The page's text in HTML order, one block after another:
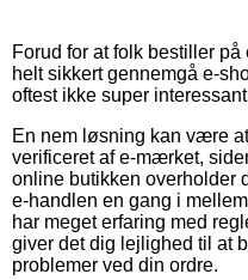
Forud for at folk bestiller
helt sikkert gennemgå e-
oftest ikke super
En nem løsning kan være
verificeret af e-mærket,
online butikken overholder
e-handlen en gang i
har meget erfaring med
giver det dig lejlighed til at
problemer ved din ordre.